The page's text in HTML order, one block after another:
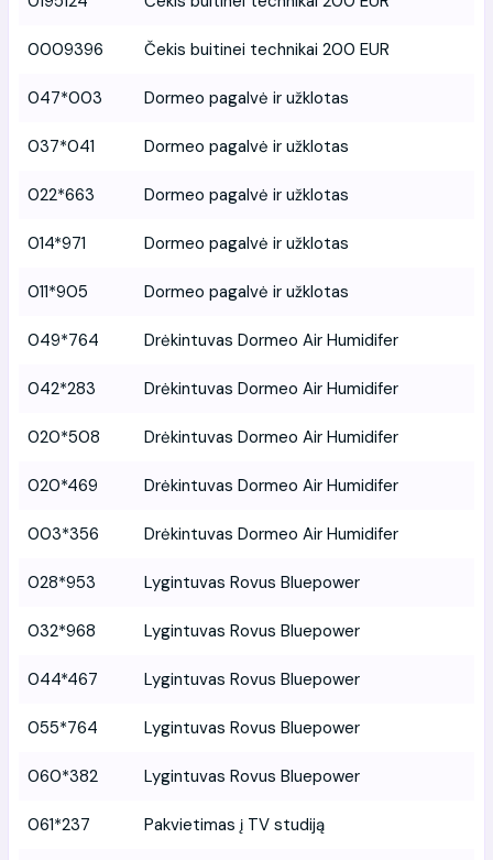
0009396 Čekis buitinei technikai 200 EUR
047*003 Dormeo pagalvė ir užklotas
037*041 Dormeo pagalvė ir užklotas
022*663 Dormeo pagalvė ir užklotas
014*971 Dormeo pagalvė ir užklotas
011*905 Dormeo pagalvė ir užklotas
049*764 Drėkintuvas Dormeo Air Humidifer
042*283 Drėkintuvas Dormeo Air Humidifer
020*508 Drėkintuvas Dormeo Air Humidifer
020*469 Drėkintuvas Dormeo Air Humidifer
003*356 Drėkintuvas Dormeo Air Humidifer
028*953 Lygintuvas Rovus Bluepower
032*968 Lygintuvas Rovus Bluepower
044*467 Lygintuvas Rovus Bluepower
055*764 Lygintuvas Rovus Bluepower
060*382 Lygintuvas Rovus Bluepower
061*237 Pakvietimas į TV studiją